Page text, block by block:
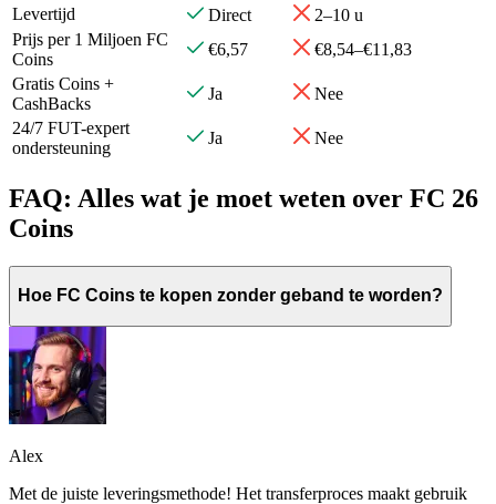
Levertijd
Direct
2–10 u
Prijs per 1 Miljoen FC
Coins
€6,57
€8,54–€11,83
Gratis Coins +
CashBacks
Ja
Nee
24/7 FUT-expert
ondersteuning
Ja Nee
FAQ: Alles wat je moet weten over FC 26
Coins
Hoe FC Coins te kopen zonder geband te worden?
Alex
Met de juiste leveringsmethode! Het transferproces maakt gebruik